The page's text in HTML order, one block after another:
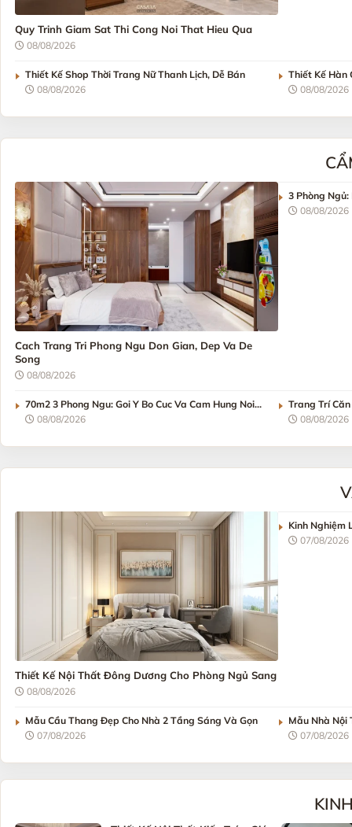
Quy Trinh Giam Sat Thi Cong Noi That Hieu Qua
08/08/2026
Thiết Kế Shop Thời Trang Nữ Thanh Lịch, Dễ Bán
08/08/2026
Thiết Kế Hàn
08/08/2026
Cach Trang Tri Phong Ngu Don Gian, Dep Va De
Song
08/08/2026
3 Phòng Ngủ:
08/08/2026
70m2 3 Phong Ngu: Goi Y Bo Cuc Va Cam Hung Noi
That08/08/2026
Trang Trí
08/08/2026
Thiết Kế Nội Thất Đông Dương Cho Phòng Ngủ Sang
08/08/2026
Kinh Nghiệm
07/08/2026
Mẫu Cầu Thang Đẹp Cho Nhà 2 Tầng Sáng Và Gọn
07/08/2026
Mẫu Nhà Nội
07/08/2026